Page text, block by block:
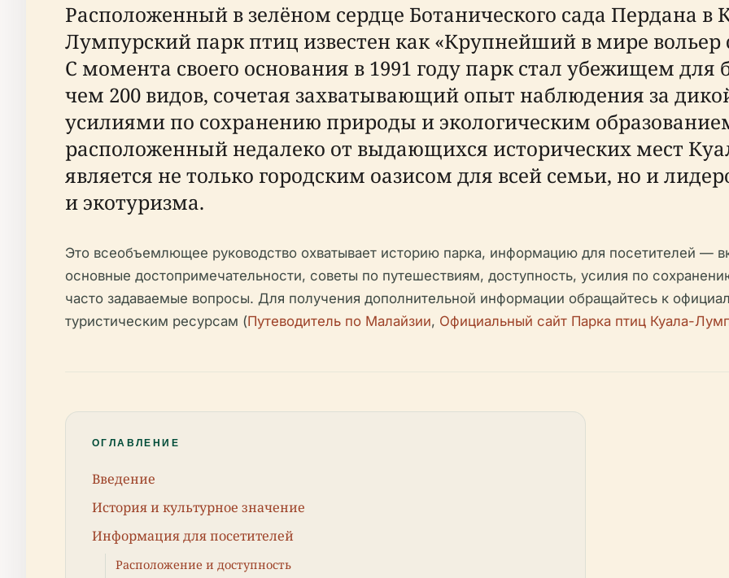
Расположенный в зелёном сердце Ботанического сада Пердана в
Лумпурский парк птиц известен как «Крупнейший в мире
С момента своего основания в 1991 году парк стал убежищем для
чем 200 видов, сочетая захватывающий опыт наблюдения за
усилиями по сохранению природы и экологическим
расположенный недалеко от выдающихся исторических мест
является не только городским оазисом для всей семьи, но и
и экотуризма.
Это всеобъемлющее руководство охватывает историю парка, информацию для посетителей —
основные достопримечательности, советы по путешествиям, доступность, усилия по
часто задаваемые вопросы. Для получения дополнительной информации обращайтесь к
туристическим ресурсам (Путеводитель по Малайзии, Официальный сайт Парка птиц Куала-
ОГЛАВЛЕНИЕ
Введение
История и культурное значение
Информация для посетителей
Расположение и доступность